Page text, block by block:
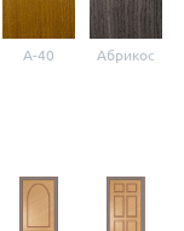
A-40 Абрикос